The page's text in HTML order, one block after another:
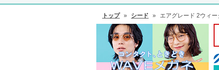
トップ » シード » エアグレード 2ウィ